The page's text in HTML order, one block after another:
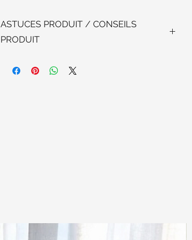
ASTUCES PRODUIT / CONSEILS
PRODUIT
transparente pour utiliser comme décoration de tous